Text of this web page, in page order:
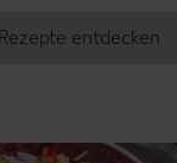
Rezepte entdecken